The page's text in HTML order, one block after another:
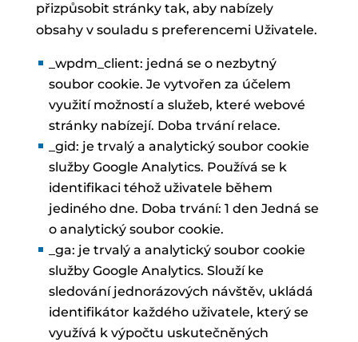
přizpůsobit stránky tak, aby nabízely
obsahy v souladu s preferencemi Uživatele.
_wpdm_client: jedná se o nezbytný
soubor cookie. Je vytvořen za účelem
využití možností a služeb, které webové
stránky nabízejí. Doba trvání relace.
_gid: je trvalý a analytický soubor cookie
služby Google Analytics. Používá se k
identifikaci téhož uživatele během
jediného dne. Doba trvání: 1 den Jedná se
o analytický soubor cookie.
_ga: je trvalý a analytický soubor cookie
služby Google Analytics. Slouží ke
sledování jednorázových návštěv, ukládá
identifikátor každého uživatele, který se
využívá k výpočtu uskutečněných